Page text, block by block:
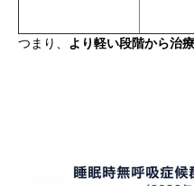
つまり、 より軽い段階から治